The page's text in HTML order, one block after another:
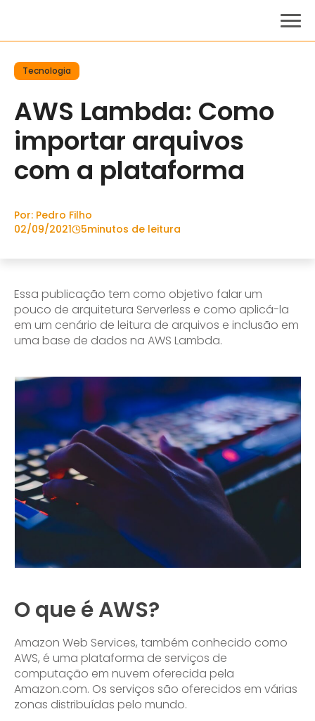
Tecnologia
AWS Lambda: Como
importar arquivos
com a plataforma
Por: Pedro Filho
02/09/2021
5minutos de leitura
Essa publicação tem como objetivo falar um
pouco de arquitetura Serverless e como aplicá-la
em um cenário de leitura de arquivos e inclusão em
uma base de dados na AWS Lambda.
O que é AWS?
Amazon Web Services, também conhecido como
AWS, é uma plataforma de serviços de
computação em nuvem oferecida pela
Amazon.com. Os serviços são oferecidos em várias
zonas distribuídas pelo mundo.